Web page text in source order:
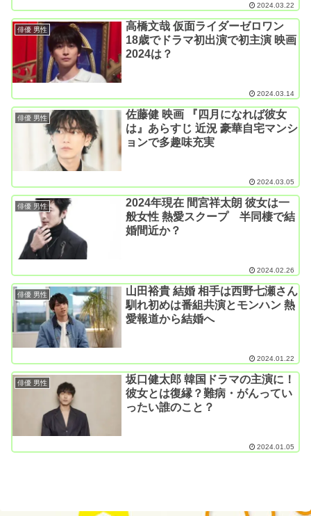
2024.03.22
俳優 男性
高橋文哉 仮面ライダーゼロワン
18歳でドラマ初出演で初主演 映画
2024は？
2024.03.14
俳優 男性
佐藤健 映画 『四月になれば彼女
は』あらすじ 近況 豪華自宅マンシ
ョンで多趣味充実
2024.03.05
俳優 男性
2024年現在 間宮祥太朗 彼女は一
般女性 熱愛スクープ 半同棲で結
婚間近か？
2024.02.26
俳優 男性
山田裕貴 結婚 相手は西野七瀬さん
馴れ初めは番組共演とモンハン 熱
愛報道から結婚へ
2024.01.22
俳優 男性
坂口健太郎 韓国ドラマの主演に！
彼女とは復縁？難病・がんってい
ったい誰のこと？
2024.01.05